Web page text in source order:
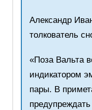
Александр
толкователь
«Поза Вальта
индикатором
пары. В